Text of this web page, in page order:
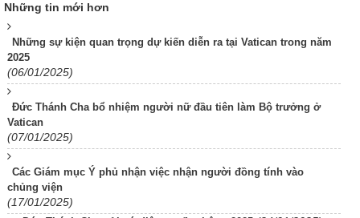
Những tin mới hơn
Những sự kiện quan trọng dự kiến diễn ra tại Vatican trong năm
2025
(06/01/2025)
Đức Thánh Cha bổ nhiệm người nữ đầu tiên làm Bộ trưởng ở
Vatican
(07/01/2025)
Các Giám mục Ý phủ nhận việc nhận người đồng tính vào
chủng viện
(17/01/2025)